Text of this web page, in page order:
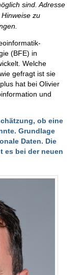
sind. Adresse
zu
(BFE) in
Welche
gefragt ist sie
hat bei Olivier
und
ob eine
Grundlage
Daten. Die
es bei der neuen